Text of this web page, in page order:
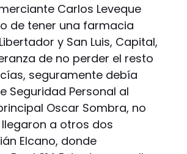
Carlos Leveque
de tener una farmacia
y San Luis, Capital,
de no perder el resto
seguramente debía
Seguridad Personal al
Oscar Sombra, no
a otros dos
Elcano, donde